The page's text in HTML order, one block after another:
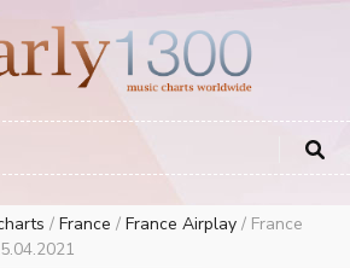
USA and Australia
/ France / France Airplay / France